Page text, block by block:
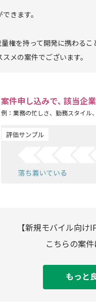
きます。
権を持って開発に携わるこ
メの案件でございます。
案件申し込みで､ 該当企
例：業務の忙しさ、勤務スタイル
【新規モバイル向
こちらの案
もっと